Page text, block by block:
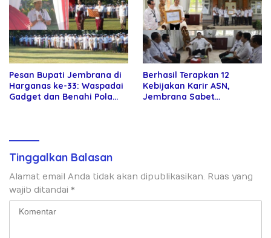
Pesan Bupati Jembrana di
Harganas ke-33: Waspadai
Gadget dan Benahi Pola
Berhasil Terapkan 12
Kebijakan Karir ASN,
Jembrana Sabet
Tinggalkan Balasan
Alamat email Anda tidak akan dipublikasikan. Ruas yang
wajib ditandai *